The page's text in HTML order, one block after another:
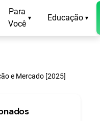
Para
Você
▾ Educação ▾
e Mercado [2025]